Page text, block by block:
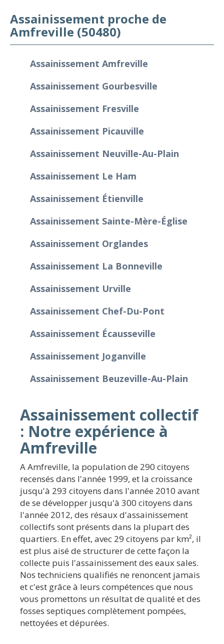
Assainissement proche de
Amfreville (50480)
Assainissement Amfreville
Assainissement Gourbesville
Assainissement Fresville
Assainissement Picauville
Assainissement Neuville-Au-Plain
Assainissement Le Ham
Assainissement Étienville
Assainissement Sainte-Mère-Église
Assainissement Orglandes
Assainissement La Bonneville
Assainissement Urville
Assainissement Chef-Du-Pont
Assainissement Écausseville
Assainissement Joganville
Assainissement Beuzeville-Au-Plain
Assainissement collectif
: Notre expérience à
Amfreville
A Amfreville, la population de 290 citoyens
recensés dans l'année 1999, et la croissance
jusqu'à 293 citoyens dans l'année 2010 avant
de se développer jusqu'à 300 citoyens dans
l'année 2012, des résaux d'assainissement
collectifs sont présents dans la plupart des
quartiers. En effet, avec 29 citoyens par km², il
est plus aisé de structurer de cette façon la
collecte puis l'assainissement des eaux sales.
Nos techniciens qualifiés ne renoncent jamais
et c'est grâce à leurs compétences que nous
vous promettons un résultat de qualité et des
fosses septiques complètement pompées,
nettoyées et dépurées.